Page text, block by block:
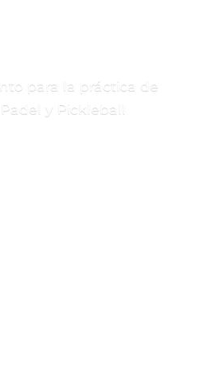
para la práctica de
y Pickleball